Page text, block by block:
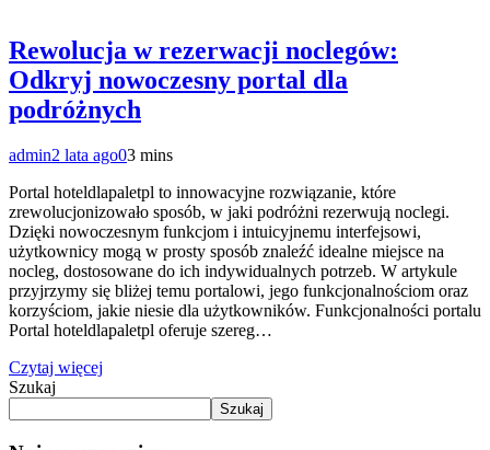
Rewolucja w rezerwacji noclegów:
Odkryj nowoczesny portal dla
podróżnych
admin2 lata ago03 mins
Portal hoteldlapaletpl to innowacyjne rozwiązanie, które
zrewolucjonizowało sposób, w jaki podróżni rezerwują noclegi.
Dzięki nowoczesnym funkcjom i intuicyjnemu interfejsowi,
użytkownicy mogą w prosty sposób znaleźć idealne miejsce na
nocleg, dostosowane do ich indywidualnych potrzeb. W artykule
przyjrzymy się bliżej temu portalowi, jego funkcjonalnościom oraz
korzyściom, jakie niesie dla użytkowników. Funkcjonalności portalu
Portal hoteldlapaletpl oferuje szereg…
Czytaj więcej
Szukaj
Szukaj